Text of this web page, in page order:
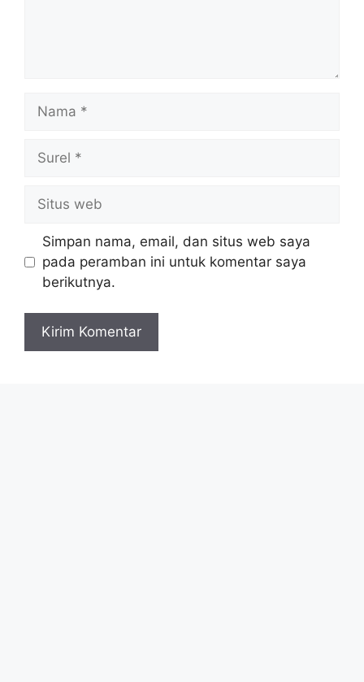
web
Simpan nama, email, dan situs web saya
pada peramban ini untuk komentar saya
berikutnya.